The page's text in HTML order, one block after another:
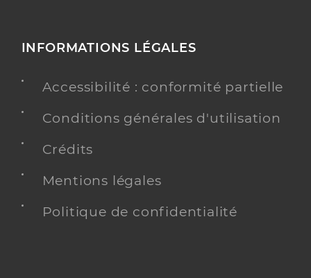
INFORMATIONS LÉGALES
Accessibilité : conformité partielle
Conditions générales d'utilisation
Crédits
Mentions légales
Politique de confidentialité